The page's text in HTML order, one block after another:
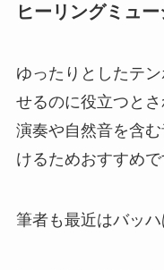
ヒーリングミュー
ゆったりとしたテ
せるのに役立つと
演奏や自然音を含
けるためおすすめで
筆者も最近はバッハ